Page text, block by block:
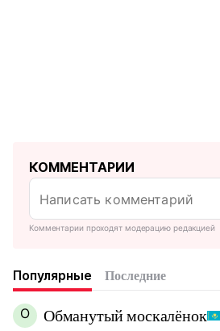
КОММЕНТАРИИ
Комментарии проходят модерацию редакцией
Популярные Последние
О Обманутый москалёнок